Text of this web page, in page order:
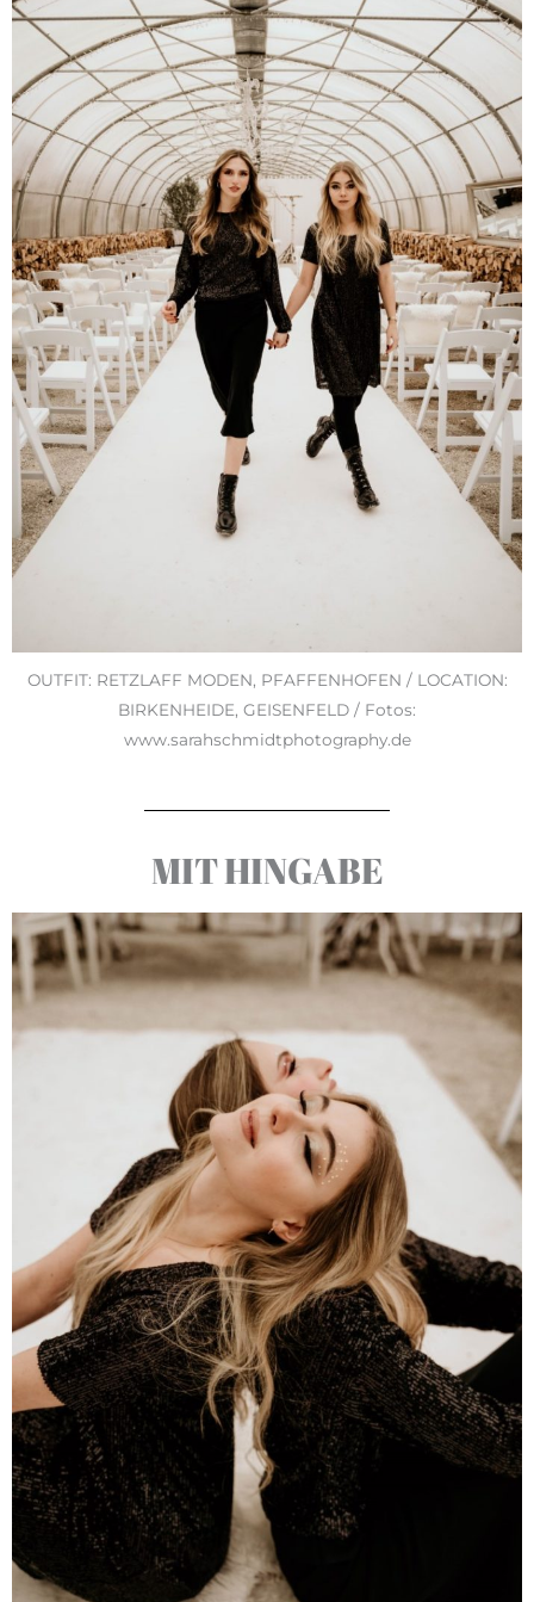
OUTFIT: RETZLAFF MODEN, PFAFFENHOFEN / LOCATION:
BIRKENHEIDE, GEISENFELD / Fotos:
www.sarahschmidtphotography.de
MIT HINGABE